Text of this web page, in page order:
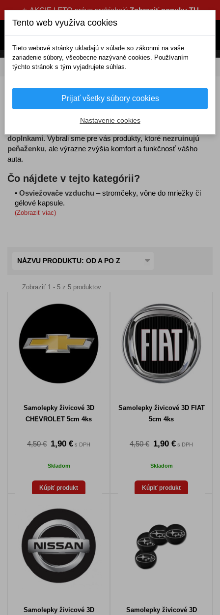
☀️ AKCIE LETO práve prebiehajúZobraziť ponuku TU
DOMOV Výpredaj Výpredaj za pár eur
Výpredaj autodoplnkov za pár eur
Využite výpredaj autodoplnkov za pár eur
doplnkami. Vybrali sme pre vás produkty, ktoré nezruinujú
peňaženku, ale výrazne zvýšia komfort a funkčnosť vášho
auta.
Čo nájdete v tejto kategórii?
• Osviežovače vzduchu – stromčeky, vône do mriežky či
gélové kapsule.
(Zobraziť viac)
NÁZVU PRODUKTU: OD A PO Z
Zobraziť 1 - 5 z 5 produktov
Samolepky živicové 3D
CHEVROLET 5cm 4ks
4,50 € 1,90 € s DPH
Skladom
Kúpiť produkt
Samolepky živicové 3D FIAT
5cm 4ks
4,50 € 1,90 € s DPH
Skladom
Kúpiť produkt
Samolepky živicové 3D
Samolepky živicové 3D
Tento web využíva cookies
Tieto webové stránky ukladajú v súlade so zákonmi na vaše
zariadenie súbory, všeobecne nazývané cookies. Používaním
týchto stránok s tým vyjadrujete súhlas.
Prijať všetky súbory cookies
Nastavenie cookies